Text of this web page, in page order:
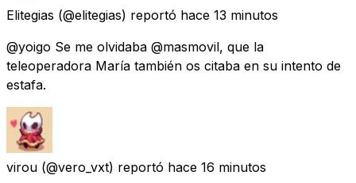
Elitegias (@elitegias) reportó hace 13 minutos
@yoigo Se me olvidaba @masmovil, que la
teleoperadora María también os citaba en su intento de
estafa.
virou (@vero_vxt) reportó hace 16 minutos